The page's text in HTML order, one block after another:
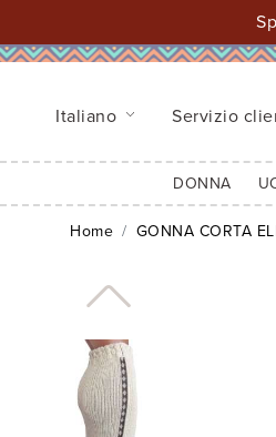
Italiano Servizio
DONNA
Home GONNA CORTA